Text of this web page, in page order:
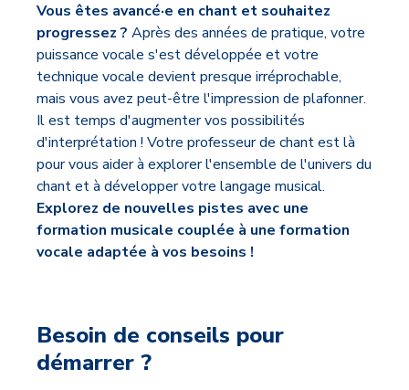
Vous êtes avancé·e en chant et souhaitez
progressez ? Après des années de pratique, votre
puissance vocale s'est développée et votre
technique vocale devient presque irréprochable,
mais vous avez peut-être l'impression de plafonner.
Il est temps d'augmenter vos possibilités
d'interprétation ! Votre professeur de chant est là
pour vous aider à explorer l'ensemble de l'univers du
chant et à développer votre langage musical.
Explorez de nouvelles pistes avec une
formation musicale couplée à une formation
vocale adaptée à vos besoins !
Besoin de conseils pour
démarrer ?